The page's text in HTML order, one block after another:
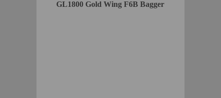
GL1800 Gold Wing F6B Bagger